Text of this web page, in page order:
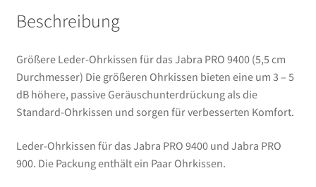
Beschreibung
Größere Leder-Ohrkissen für das Jabra PRO 9400 (5,5 cm
Durchmesser) Die größeren Ohrkissen bieten eine um 3 – 5
dB höhere, passive Geräuschunterdrückung als die
Standard-Ohrkissen und sorgen für verbesserten Komfort.
Leder-Ohrkissen für das Jabra PRO 9400 und Jabra PRO
900. Die Packung enthält ein Paar Ohrkissen.